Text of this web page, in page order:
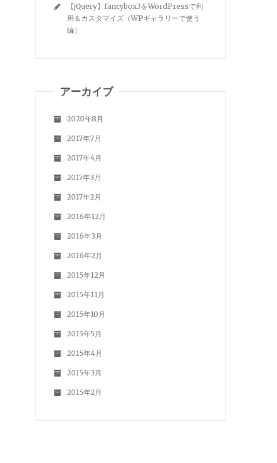
【jQuery】fancybox3をWordPressで利
用＆カスタマイズ（WPギャラリーで使う
編）
アーカイブ
2020年8月
2017年7月
2017年4月
2017年3月
2017年2月
2016年12月
2016年3月
2016年2月
2015年12月
2015年11月
2015年10月
2015年5月
2015年4月
2015年3月
2015年2月